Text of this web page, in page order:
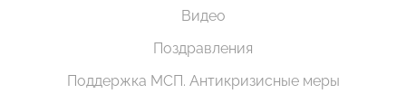
Видео
Поздравления
Поддержка МСП. Антикризисные меры